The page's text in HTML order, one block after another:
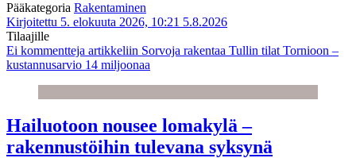
Pääkategoria Rakentaminen
Kirjoitettu 5. elokuuta 2026, 10:21 5.8.2026
Tilaajille
Ei kommentteja artikkeliin Sorvoja rakentaa Tullin tilat Tornioon –
kustannusarvio 14 miljoonaa
Hailuotoon nousee lomakylä –
rakennustöihin tulevana syksynä